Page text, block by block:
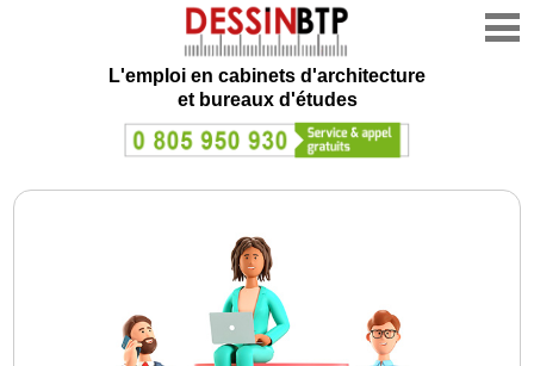
L'emploi en cabinets d'architecture
et bureaux d'études